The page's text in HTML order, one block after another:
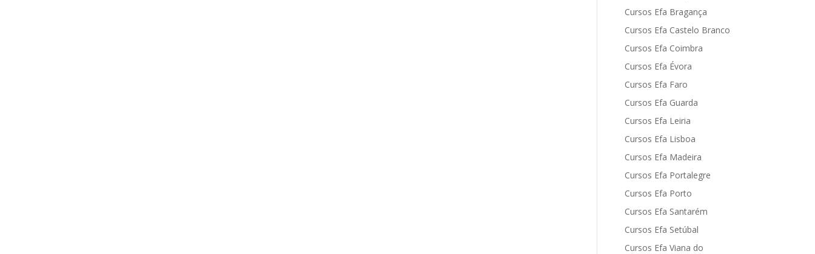
Cursos Efa Bragança
Cursos Efa Castelo Branco
Cursos Efa Coimbra
Cursos Efa Évora
Cursos Efa Faro
Cursos Efa Guarda
Cursos Efa Leiria
Cursos Efa Lisboa
Cursos Efa Madeira
Cursos Efa Portalegre
Cursos Efa Porto
Cursos Efa Santarém
Cursos Efa Setúbal
Cursos Efa Viana do